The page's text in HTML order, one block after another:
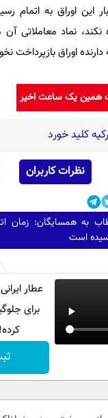
این اوراق به اتمام
نکند، نماد معاملاتی
اوراق بازپرداخت
همین یک ساعت اخیر
کلید خورد
نظرات کاربران
به همسایگان: زمان
است
عطار
برای